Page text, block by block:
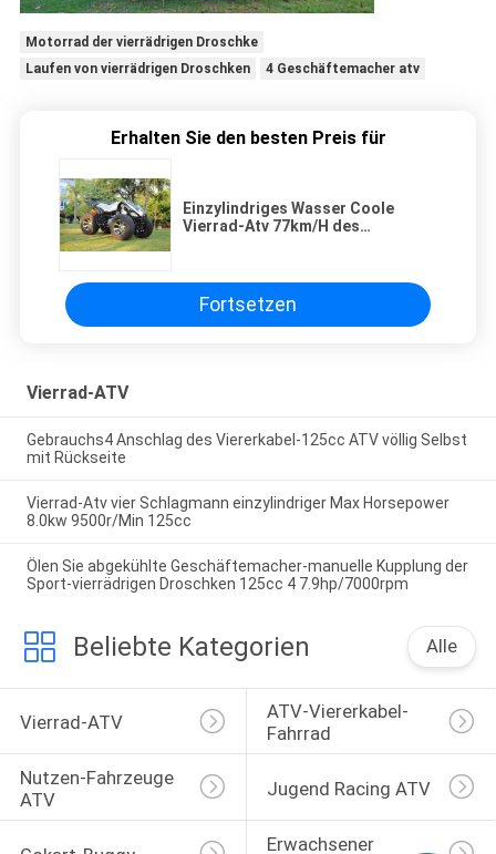
Motorrad der vierrädrigen Droschke
Laufen von vierrädrigen Droschken
4 Geschäftemacher atv
Erhalten Sie den besten Preis für
Einzylindriges Wasser Coole
Vierrad-Atv 77km/H des
Fortsetzen
Vierrad-ATV
Gebrauchs4 Anschlag des Viererkabel-125cc ATV völlig Selbst
mit Rückseite
Vierrad-Atv vier Schlagmann einzylindriger Max Horsepower
8.0kw 9500r/Min 125cc
Ölen Sie abgekühlte Geschäftemacher-manuelle Kupplung der
Sport-vierrädrigen Droschken 125cc 4 7.9hp/7000rpm
Beliebte Kategorien Alle
Vierrad-ATV
ATV-Viererkabel-
Fahrrad
Nutzen-Fahrzeuge
ATV
Jugend Racing ATV
Erwachsener